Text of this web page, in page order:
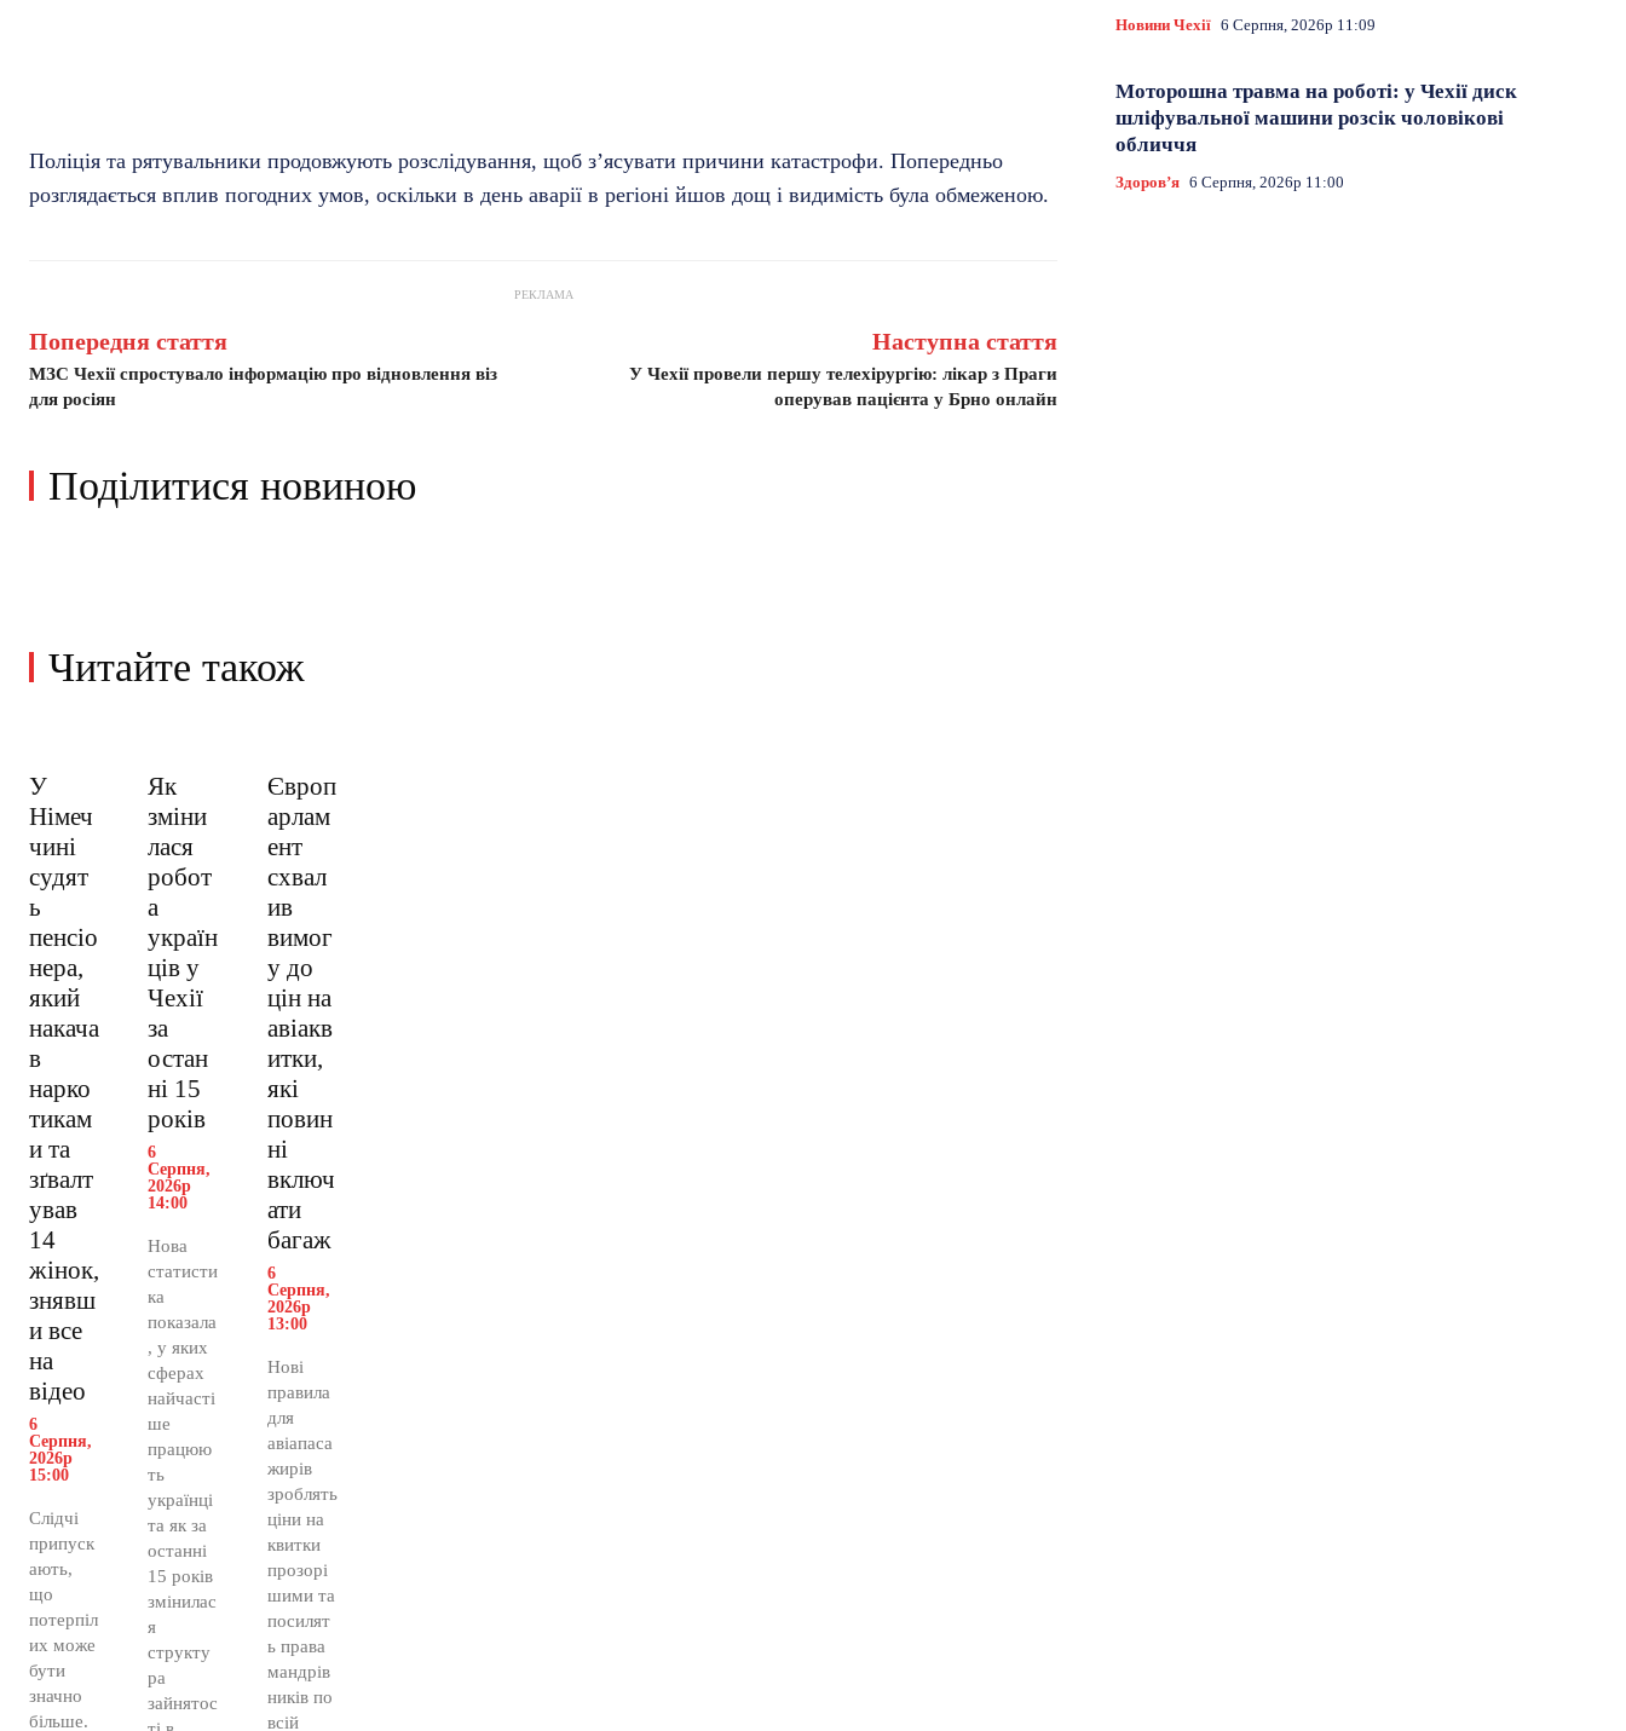
Поліція та рятувальники продовжують розслідування, щоб з’ясувати причини катастрофи. Попередньо
розглядається вплив погодних умов, оскільки в день аварії в регіоні йшов дощ і видимість була обмеженою.
РЕКЛАМА
Попередня стаття
МЗС Чехії спростувало інформацію про відновлення віз
для росіян
Наступна стаття
У Чехії провели першу телехірургію: лікар з Праги
оперував пацієнта у Брно онлайн
Поділитися новиною
Читайте також
У
Німеч
чині
судят
ь
пенсіо
нера,
який
накача
в
нарко
тикам
и та
зґвалт
ував
14
жінок,
знявш
и все
на
відео
6
Серпня,
2026р
15:00
Слідчі
припуск
ають,
що
потерпіл
их може
бути
значно
більше.
Як
зміни
лася
робот
а
україн
ців у
Чехії
за
остан
ні 15
років
6
Серпня,
2026р
14:00
Нова
статисти
ка
показала
, у яких
сферах
найчасті
ше
працюю
ть
українці
та як за
останні
15 років
змінилас
я
структу
ра
зайнятос
Європ
арлам
ент
схвал
ив
вимог
у до
цін на
авіакв
итки,
які
повин
ні
включ
ати
багаж
6
Серпня,
2026р
13:00
Нові
правила
для
авіапаса
жирів
зроблять
ціни на
квитки
прозорі
шими та
посилят
ь права
мандрів
ників по
всій
Новини Чехії 6 Серпня, 2026р 11:09
Моторошна травма на роботі: у Чехії диск
шліфувальної машини розсік чоловікові
обличчя
Здоровʼя 6 Серпня, 2026р 11:00